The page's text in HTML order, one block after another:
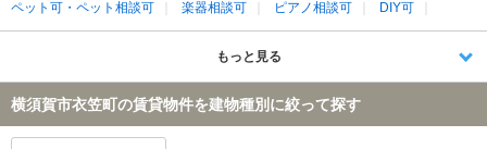
ペット可・ペット相談可
楽器相談可 ピアノ相談可 DIY可
もっと見る
横須賀市衣笠町の賃貸物件を建物種別に絞って探す